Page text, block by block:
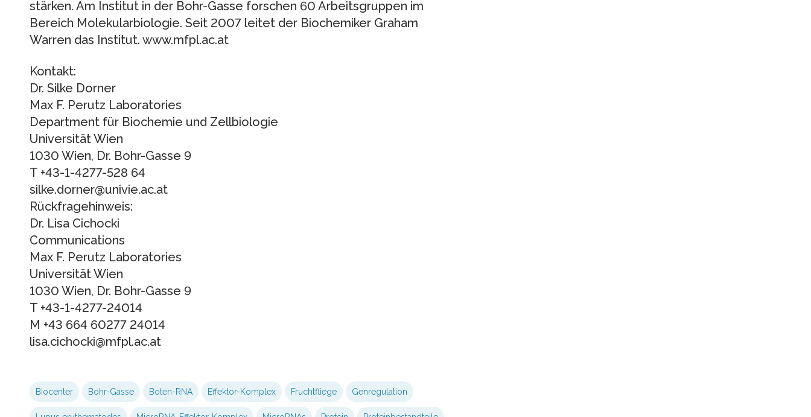
stärken. Am Institut in der Bohr-Gasse forschen 60 Arbeitsgruppen im
Bereich Molekularbiologie. Seit 2007 leitet der Biochemiker Graham
Warren das Institut. www.mfpl.ac.at
Kontakt:
Dr. Silke Dorner
Max F. Perutz Laboratories
Department für Biochemie und Zellbiologie
Universität Wien
1030 Wien, Dr. Bohr-Gasse 9
T +43-1-4277-528 64
silke.dorner@univie.ac.at
Rückfragehinweis:
Dr. Lisa Cichocki
Communications
Max F. Perutz Laboratories
Universität Wien
1030 Wien, Dr. Bohr-Gasse 9
T +43-1-4277-24014
M +43 664 60277 24014
lisa.cichocki@mfpl.ac.at
Biocenter Bohr-Gasse Boten-RNA Effektor-Komplex Fruchtfliege Genregulation